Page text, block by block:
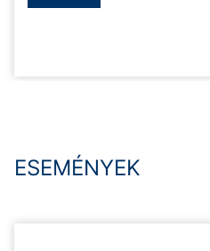
ESEMÉNYEK